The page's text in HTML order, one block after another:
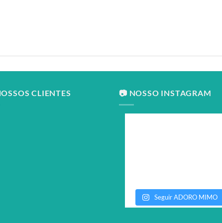
CLIENTES 📷 NOSSO INSTAGRAM
Seguir ADORO MIMO